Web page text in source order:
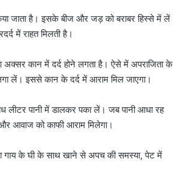
जाता है। इसके बीज और जड़ को बराबर हिस्से में लें
में राहत मिलती है।
अक्सर कान में दर्द होने लगता है। ऐसे में अपराजिता के
लें। इससे कान के दर्द में आराम मिल जाएगा।
लीटर पानी में डालकर पका लें। जब पानी आधा रह
आवाज को काफी आराम मिलेगा।
गाय के घी के साथ खाने से अपच की समस्या, पेट में